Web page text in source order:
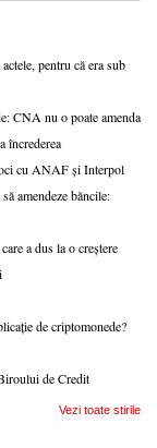
pentru că era sub
CNA nu o poate amenda
încrederea
cu ANAF și Interpol
amendeze băncile:
a dus la o creștere
de criptomonede?
de Credit
Vezi toate stirile